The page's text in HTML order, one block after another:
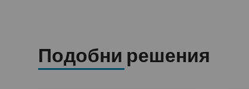
Подобни решения